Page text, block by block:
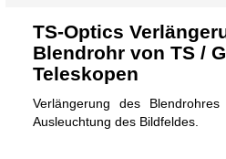
TS-Optics
Blendrohr von TS /
Teleskopen
Verlängerung des
Ausleuchtung des Bildfeldes.